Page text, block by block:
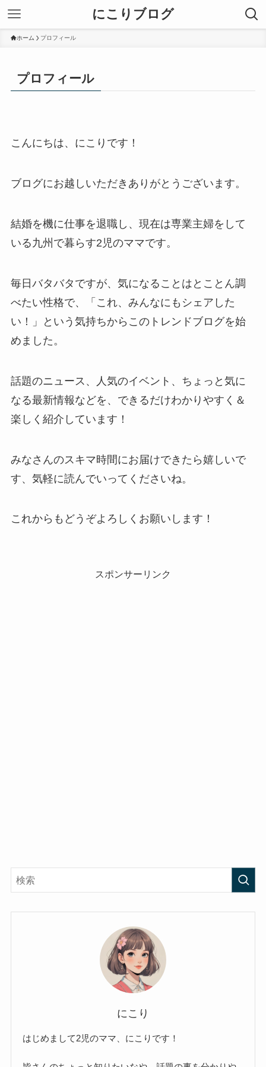
にこりブログ
ホーム プロフィール
プロフィール
こんにちは、にこりです！
ブログにお越しいただきありがとうございます。
結婚を機に仕事を退職し、現在は専業主婦をして
いる九州で暮らす2児のママです。
毎日バタバタですが、気になることはとことん調
べたい性格で、「これ、みんなにもシェアした
い！」という気持ちからこのトレンドブログを始
めました。
話題のニュース、人気のイベント、ちょっと気に
なる最新情報などを、できるだけわかりやすく＆
楽しく紹介しています！
みなさんのスキマ時間にお届けできたら嬉しいで
す、気軽に読んでいってくださいね。
これからもどうぞよろしくお願いします！
スポンサーリンク
にこり
はじめまして2児のママ、にこりです！